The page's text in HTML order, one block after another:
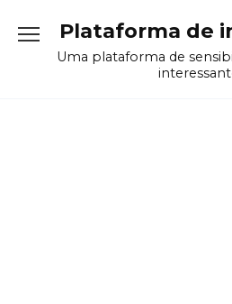
содержанию
Plataforma de
Uma plataforma de